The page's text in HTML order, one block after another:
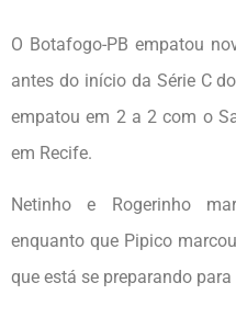
O Botafogo-PB empatou
antes do início da Série C
empatou em 2 a 2 com o
em Recife.
Netinho e Rogerinho
enquanto que Pipico
que está se preparando